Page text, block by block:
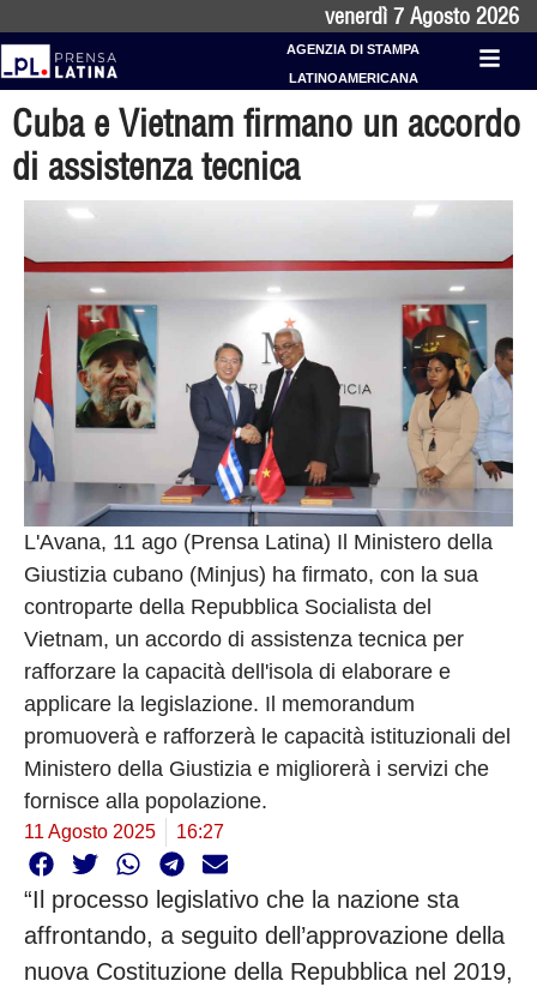
venerdì 7 Agosto 2026
AGENZIA DI STAMPA
LATINOAMERICANA
Cuba e Vietnam firmano un accordo
di assistenza tecnica
L'Avana, 11 ago (Prensa Latina) Il Ministero della
Giustizia cubano (Minjus) ha firmato, con la sua
controparte della Repubblica Socialista del
Vietnam, un accordo di assistenza tecnica per
rafforzare la capacità dell'isola di elaborare e
applicare la legislazione. Il memorandum
promuoverà e rafforzerà le capacità istituzionali del
Ministero della Giustizia e migliorerà i servizi che
fornisce alla popolazione.
11 Agosto 2025 16:27
“Il processo legislativo che la nazione sta
affrontando, a seguito dell’approvazione della
nuova Costituzione della Repubblica nel 2019,